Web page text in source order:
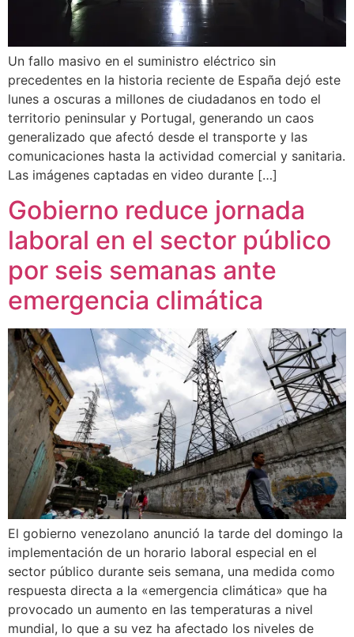
Un fallo masivo en el suministro eléctrico sin
precedentes en la historia reciente de España dejó este
lunes a oscuras a millones de ciudadanos en todo el
territorio peninsular y Portugal, generando un caos
generalizado que afectó desde el transporte y las
comunicaciones hasta la actividad comercial y sanitaria.
Las imágenes captadas en video durante […]
Gobierno reduce jornada
laboral en el sector público
por seis semanas ante
emergencia climática
El gobierno venezolano anunció la tarde del domingo la
implementación de un horario laboral especial en el
sector público durante seis semana, una medida como
respuesta directa a la «emergencia climática» que ha
provocado un aumento en las temperaturas a nivel
mundial, lo que a su vez ha afectado los niveles de